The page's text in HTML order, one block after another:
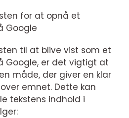
for at opnå et
Google
til at blive vist som et
Google, er det vigtigt at
måde, der giver en klar
emnet. Dette kan
tekstens indhold i